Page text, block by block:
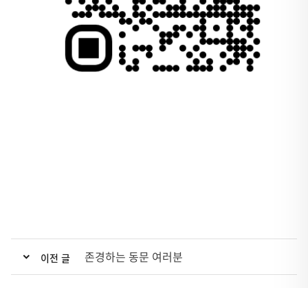
이전 글 존경하는 동문 여러분